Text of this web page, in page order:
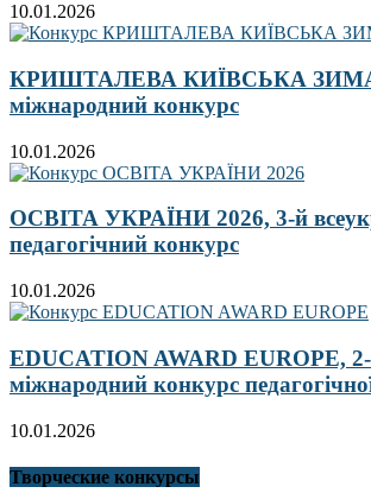
10.01.2026
КРИШТАЛЕВА КИЇВСЬКА
міжнародний конкурс
10.01.2026
ОСВІТА УКРАЇНИ 2026, 3-й
педагогічний конкурс
10.01.2026
EDUCATION AWARD EUROPE,
міжнародний конкурс
10.01.2026
Творческие конкурсы